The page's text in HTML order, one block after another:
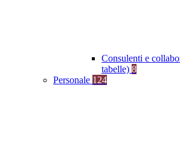
Consulenti e
tabelle) 8
Personale 124